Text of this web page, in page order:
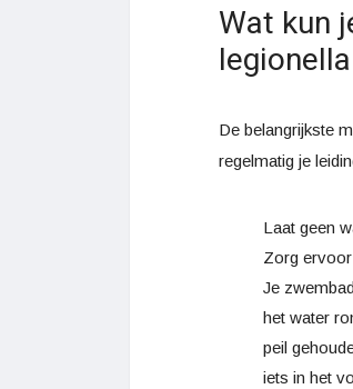
Wat kun
De belangrijkste
regelmatig je
Laat geen
Zorg
Je
het water
peil
iets in het